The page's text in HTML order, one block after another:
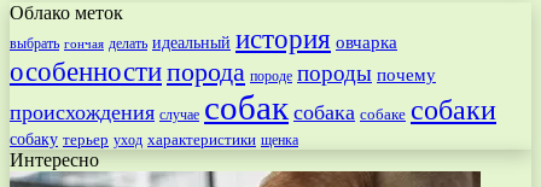
Облако меток
выбрать гончая делать идеальный история овчарка
особенностипорода породе породы почему
происхождения случае собак собака собаке собаки
собаку терьер уход характеристики щенка
Интересно